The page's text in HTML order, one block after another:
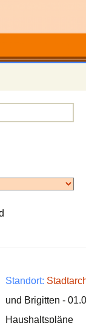
Standort:
und Brigitten -
Haushaltspläne